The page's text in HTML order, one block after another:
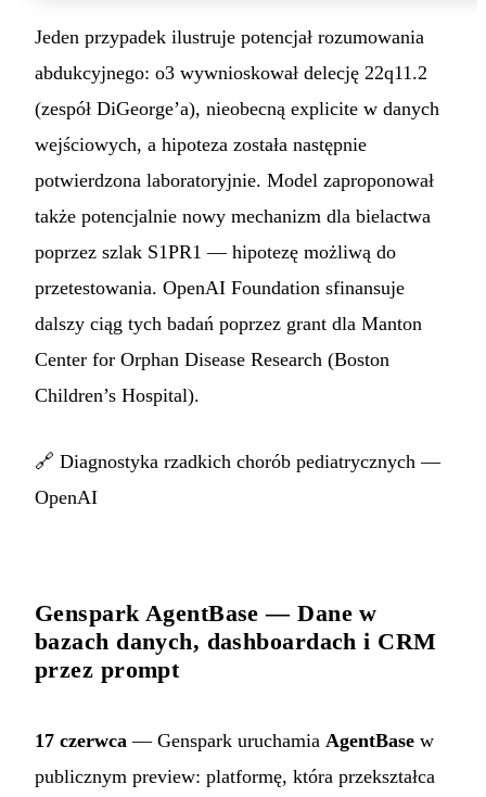
Jeden przypadek ilustruje potencjał rozumowania
abdukcyjnego: o3 wywnioskował delecję 22q11.2
(zespół DiGeorge’a), nieobecną explicite w danych
wejściowych, a hipoteza została następnie
potwierdzona laboratoryjnie. Model zaproponował
także potencjalnie nowy mechanizm dla bielactwa
poprzez szlak S1PR1 — hipotezę możliwą do
przetestowania. OpenAI Foundation sfinansuje
dalszy ciąg tych badań poprzez grant dla Manton
Center for Orphan Disease Research (Boston
Children’s Hospital).
🔗 Diagnostyka rzadkich chorób pediatrycznych —
OpenAI
Genspark AgentBase — Dane w
bazach danych, dashboardach i CRM
przez prompt
17 czerwca — Genspark uruchamia AgentBase w
publicznym preview: platformę, która przekształca